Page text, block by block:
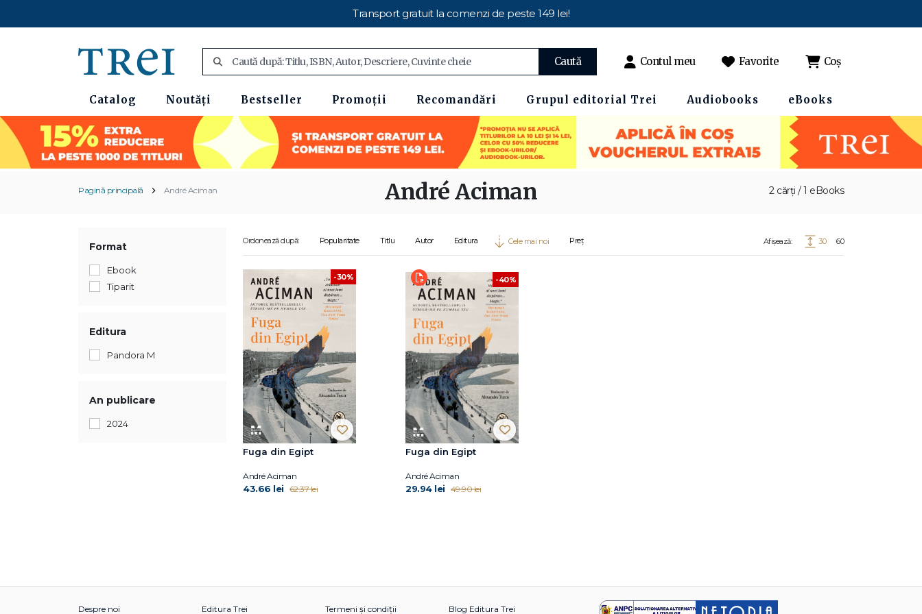
Transport gratuit la comenzi de peste 149 lei!
Caută Contul meu Favorite Coș
Catalog Noutăți Bestseller Promoții Recomandări Grupul editorial Trei Audiobooks eBooks
Pagină principală André Aciman 2 cărți / 1 eBooks
André Aciman
Format
Ebook
Tiparit
Editura
Pandora M
An publicare
2024
Ordonează după: Popularitate Titlu Autor Editura Cele mai noi Preț Afișează: 30 60
-30%
Fuga din Egipt
André Aciman
43.66 lei 62.37 lei
-40%
Fuga din Egipt
André Aciman
29.94 lei 49.90 lei
Despre noi Editura Trei Termeni și condiții Blog Editura Trei